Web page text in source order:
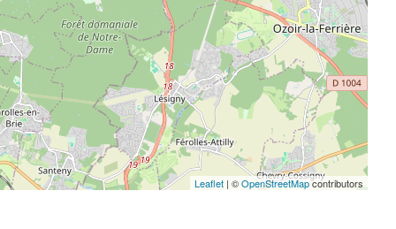
Leaflet | ©OpenStreetMapcontributors